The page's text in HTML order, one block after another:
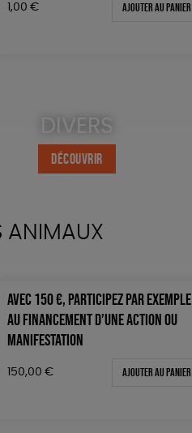
1,00 € Ajouter au panier
DIVERS
DÉCOUVRIR
ANIMAUX
AVEC 150 €, PARTICIPEZ PAR EXEMPLE
AU FINANCEMENT D’UNE ACTION OU
MANIFESTATION
150,00 € Ajouter au panier